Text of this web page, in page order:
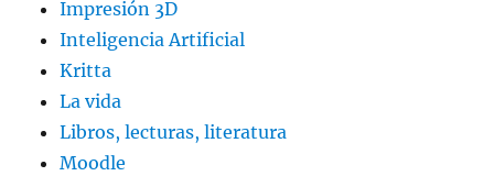
Impresión 3D
Inteligencia Artificial
Kritta
La vida
Libros, lecturas, literatura
Moodle